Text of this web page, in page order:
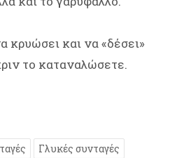
κρυώσει και να «δέσει»
το καταναλώσετε.
Γλυκές συνταγές